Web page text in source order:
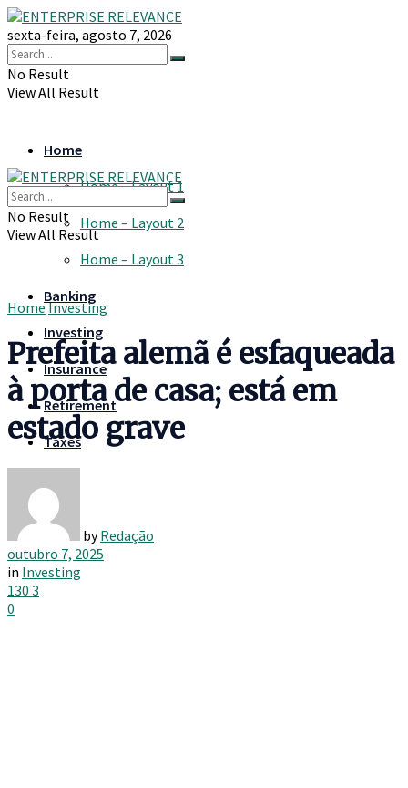
sexta-feira, agosto 7, 2026
No Result
View All Result
Home
Home – Layout 1
Home – Layout 2
Home – Layout 3
Banking
Investing
Insurance
Retirement
Taxes
No Result
View All Result
HomeInvesting
Prefeita alemã é esfaqueada
à porta de casa; está em
estado grave
by Redação
outubro 7, 2025
in Investing
130 3
0